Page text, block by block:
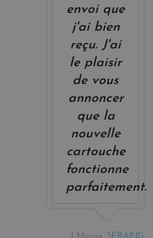
envoi que
j'ai bien
reçu. J'ai
le plaisir
de vous
annoncer
que la
nouvelle
cartouche
fonctionne
parfaitement.